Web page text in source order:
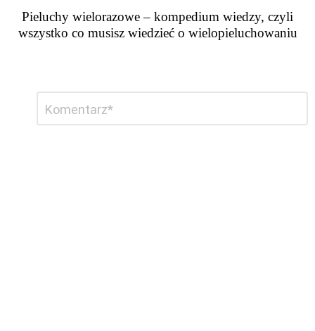
Pieluchy wielorazowe – kompedium wiedzy, czyli
wszystko co musisz wiedzieć o wielopieluchowaniu
komentarz